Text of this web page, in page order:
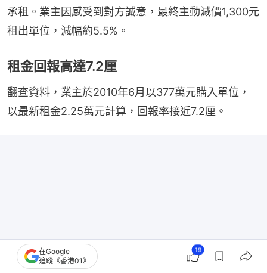
承租。業主因感受到對方誠意，最終主動減價1,300元
租出單位，減幅約5.5%。
租金回報高達7.2厘
翻查資料，業主於2010年6月以377萬元購入單位，
以最新租金2.25萬元計算，回報率接近7.2厘。
在Google
追蹤《香港01》
19